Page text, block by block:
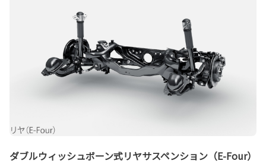
ダブルウィッシュボーン式リヤサスペンション（E-Four）